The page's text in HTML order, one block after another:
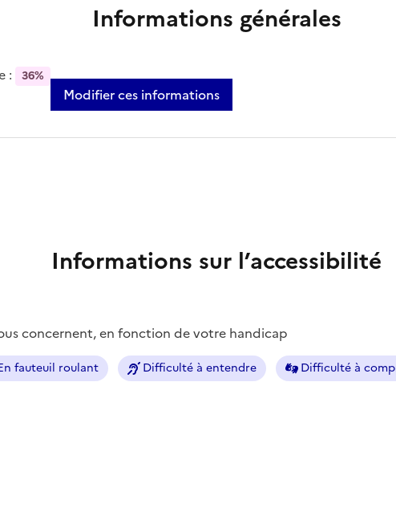
Informations générales
: 36%
Modifier ces informations
Informations sur l’accessibilité
concernent, en fonction de votre handicap
fauteuil roulant Difficulté à entendre Difficulté à